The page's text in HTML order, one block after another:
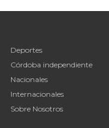
Deportes
Córdoba independiente
Nacionales
Internacionales
Sobre Nosotros